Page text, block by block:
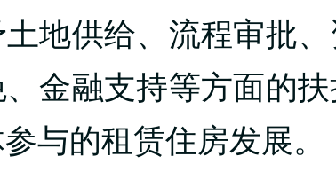
地供给、流程审批
金融支持等方面的
与的租赁住房发展。